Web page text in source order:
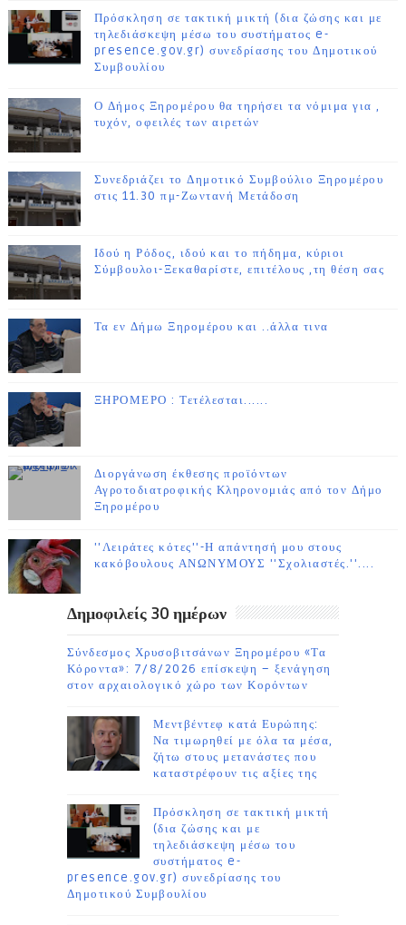
Πρόσκληση σε τακτική μικτή (δια ζώσης και με
τηλεδιάσκεψη μέσω του συστήματος e-
presence.gov.gr) συνεδρίασης του Δημοτικού
Συμβουλίου
Ο Δήμος Ξηρομέρου θα τηρήσει τα νόμιμα για ,
τυχόν, οφειλές των αιρετών
Συνεδριάζει το Δημοτικό Συμβούλιο Ξηρομέρου
στις 11.30 πμ-Ζωντανή Μετάδοση
Ιδού η Ρόδος, ιδού και το πήδημα, κύριοι
Σύμβουλοι-Ξεκαθαρίστε, επιτέλους ,τη θέση σας
Τα εν Δήμω Ξηρομέρου και ..άλλα τινα
ΞΗΡΟΜΕΡΟ : Τετέλεσται......
Διοργάνωση έκθεσης προϊόντων
Αγροτοδιατροφικής Κληρονομιάς από τον Δήμο
Ξηρομέρου
''Λειράτες κότες''-Η απάντησή μου στους
κακόβουλους ΑΝΩΝΥΜΟΥΣ ''Σχολιαστές.''....
Δημοφιλείς 30 ημέρων
Σύνδεσμος Χρυσοβιτσάνων Ξηρομέρου «Τα
Κόροντα»: 7/8/2026 επίσκεψη – ξενάγηση
στον αρχαιολογικό χώρο των Κορόντων
Μεντβέντεφ κατά Ευρώπης:
Να τιμωρηθεί με όλα τα μέσα,
ζήτω στους μετανάστες που
καταστρέφουν τις αξίες της
Πρόσκληση σε τακτική μικτή
(δια ζώσης και με
τηλεδιάσκεψη μέσω του
συστήματος e-
presence.gov.gr) συνεδρίασης του
Δημοτικού Συμβουλίου